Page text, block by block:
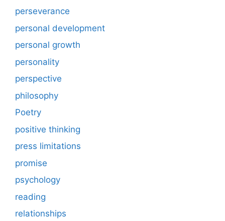
perseverance
personal development
personal growth
personality
perspective
philosophy
Poetry
positive thinking
press limitations
promise
psychology
reading
relationships